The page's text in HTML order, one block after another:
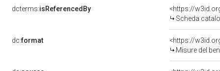
dcterms:isReferencedBy
<https://
Scheda
dc:format
<https://
Misure del